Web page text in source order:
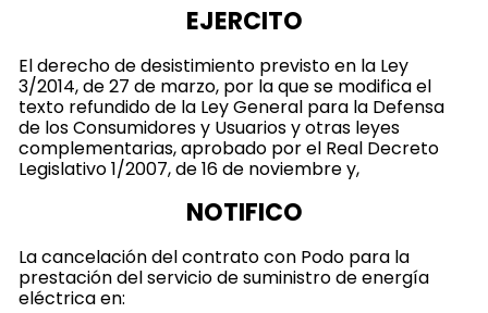
EJERCITO
El derecho de desistimiento previsto en la Ley
3/2014, de 27 de marzo, por la que se modifica el
texto refundido de la Ley General para la Defensa
de los Consumidores y Usuarios y otras leyes
complementarias, aprobado por el Real Decreto
Legislativo 1/2007, de 16 de noviembre y,
NOTIFICO
La cancelación del contrato con Podo para la
prestación del servicio de suministro de energía
eléctrica en: